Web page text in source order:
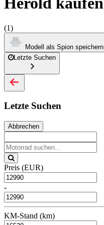
(1)
Modell als Spion speichern
Letzte Suchen
Letzte Suchen
Abbrechen
Preis (EUR)
-
KM-Stand (km)